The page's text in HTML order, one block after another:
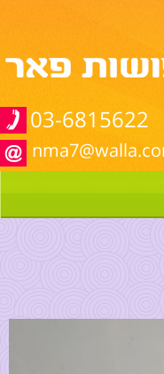
03-6815622